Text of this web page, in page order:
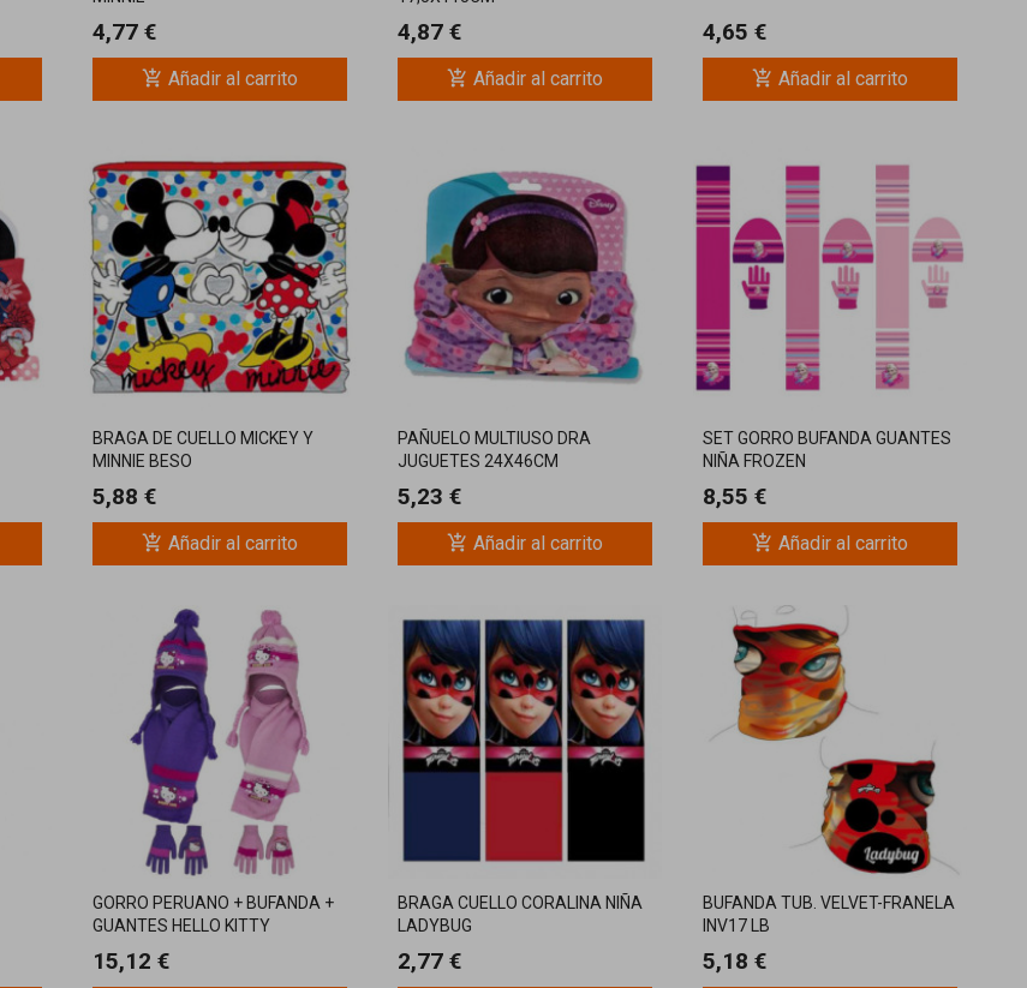
4,77 €
add_shopping_cart Añadir al carrito
4,87 €
add_shopping_cart Añadir al carrito
4,65 €
add_shopping_cart Añadir al carrito
BRAGA DE CUELLO MICKEY Y
MINNIE BESO
5,88 €
add_shopping_cart Añadir al carrito
PAÑUELO MULTIUSO DRA
JUGUETES 24X46CM
5,23 €
add_shopping_cart Añadir al carrito
SET GORRO BUFANDA GUANTES
NIÑA FROZEN
8,55 €
add_shopping_cart Añadir al carrito
GORRO PERUANO + BUFANDA +
GUANTES HELLO KITTY
15,12 €
BRAGA CUELLO CORALINA NIÑA
LADYBUG
2,77 €
BUFANDA TUB. VELVET-FRANELA
INV17 LB
5,18 €